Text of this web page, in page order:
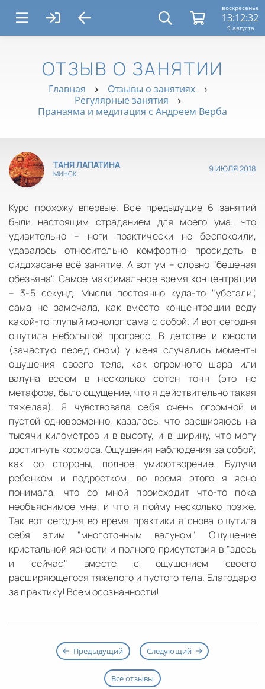
воскресенье
13:12:32
9 августа
ОТЗЫВ О ЗАНЯТИИ
Главная
Отзывы о занятиях
Регулярные занятия
Пранаяма и медитация с Андреем Верба
ТАНЯ ЛАПАТИНА
МИНСК 9 ИЮЛЯ 2018
Курс прохожу впервые. Все предыдущие 6 занятий
были настоящим страданием для моего ума. Что
удивительно – ноги практически не беспокоили,
удавалось относительно комфортно просидеть в
сиддхасане всё занятие. А вот ум – словно "бешеная
обезьяна". Самое максимальное время концентрации
– 3-5 секунд. Мысли постоянно куда-то "убегали",
сама не замечала, как вместо концентрации веду
какой-то глупый монолог сама с собой. И вот сегодня
ощутила небольшой прогресс. В детстве и юности
(зачастую перед сном) у меня случались моменты
ощущения своего тела, как огромного шара или
валуна весом в несколько сотен тонн (это не
метафора, было ощущение, что я действительно такая
тяжелая). Я чувствовала себя очень огромной и
пустой одновременно, казалось, что расширяюсь на
тысячи километров и в высоту, и в ширину, что могу
достигнуть космоса. Ощущения наблюдения за собой,
как со стороны, полное умиротворение. Будучи
ребенком и подростком, во время этого я ясно
понимала, что со мной происходит что-то пока
необъяснимое мне, и что я пойму несколько позже.
Так вот сегодня во время практики я снова ощутила
себя этим "многотонным валуном". Ощущение
кристальной ясности и полного присутствия в "здесь
и сейчас" вместе с ощущением своего
расширяющегося тяжелого и пустого тела. Благодарю
за практику! Всем осознанности!
Предыдущий Следующий
Все отзывы